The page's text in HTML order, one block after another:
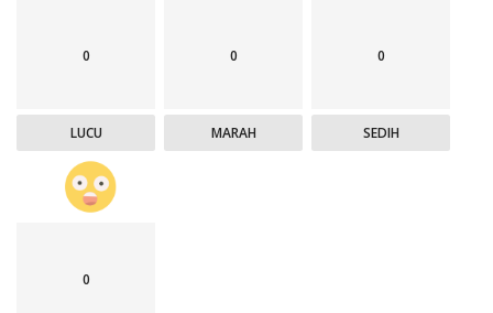
0
LUCU
0
MARAH
0
SEDIH
0